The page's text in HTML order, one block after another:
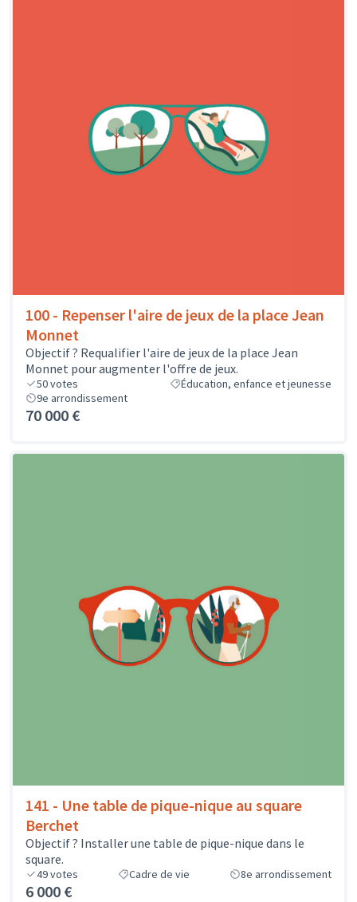
100 - Repenser l'aire de jeux de la place Jean
Monnet
Objectif ? Requalifier l'aire de jeux de la place Jean
Monnet pour augmenter l'offre de jeux.
50votes
Éducation, enfance et jeunesse
9e arrondissement
70 000 €
141 - Une table de pique-nique au square
Berchet
Objectif ? Installer une table de pique-nique dans le
square.
49votes Cadre de vie 8e arrondissement
6 000 €